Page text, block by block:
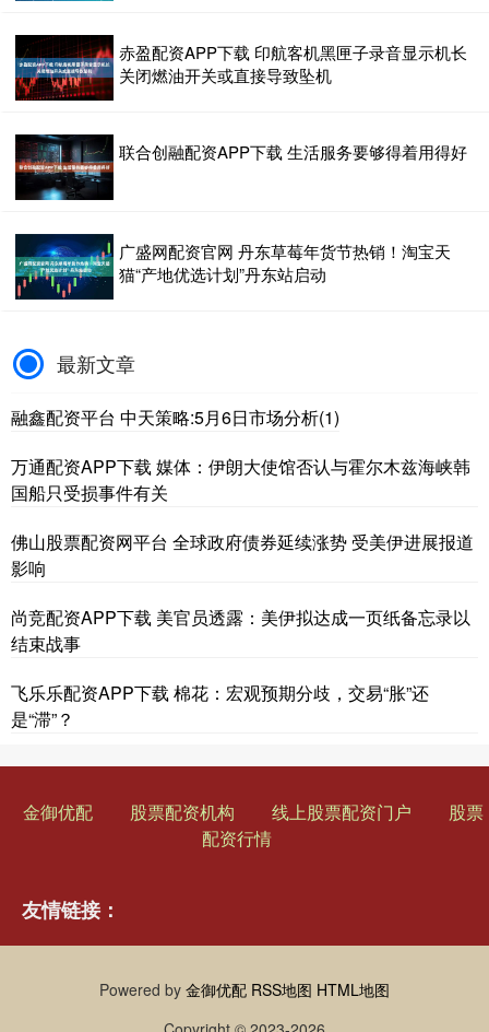
赤盈配资APP下载 印航客机黑匣子录音显示机长
关闭燃油开关或直接导致坠机
联合创融配资APP下载 生活服务要够得着用得好
广盛网配资官网 丹东草莓年货节热销！淘宝天
猫“产地优选计划”丹东站启动
最新文章
融鑫配资平台 中天策略:5月6日市场分析(1)
万通配资APP下载 媒体：伊朗大使馆否认与霍尔木兹海峡韩
国船只受损事件有关
佛山股票配资网平台 全球政府债券延续涨势 受美伊进展报道
影响
尚竞配资APP下载 美官员透露：美伊拟达成一页纸备忘录以
结束战事
飞乐乐配资APP下载 棉花：宏观预期分歧，交易“胀”还
是“滞”？
金御优配 股票配资机构 线上股票配资门户
股票
配资行情
友情链接：
Powered by 金御优配 RSS地图 HTML地图